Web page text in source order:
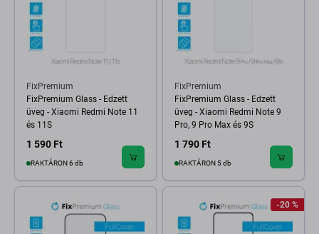
FixPremium
FixPremium Glass - Edzett
üveg - Xiaomi Redmi Note 11
és 11S
1 590 Ft
RAKTÁRON 6 db
FixPremium
FixPremium Glass - Edzett
üveg - Xiaomi Redmi Note 9
Pro, 9 Pro Max és 9S
1 790 Ft
RAKTÁRON 5 db
-20 %